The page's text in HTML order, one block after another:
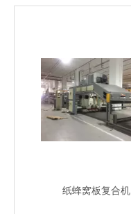
纸蜂窝板复合机